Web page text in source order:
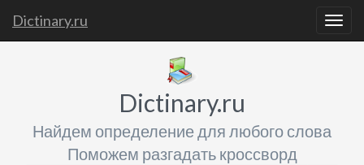
Dictinary.ru
Dictinary.ru
Найдем определение для любого слова
Поможем разгадать кроссворд